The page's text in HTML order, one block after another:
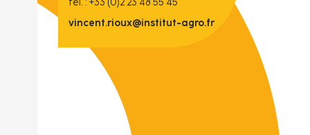
tél. : +33 (0)2 23 48 55 45
vincent.rioux@institut-agro.fr